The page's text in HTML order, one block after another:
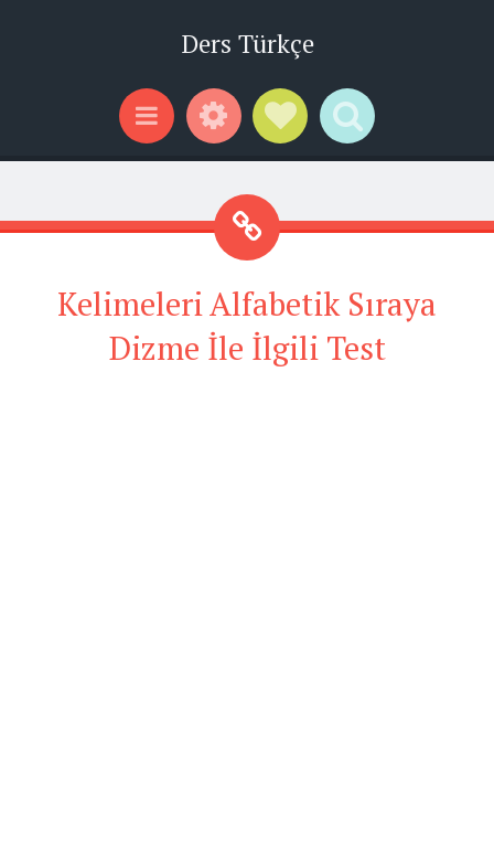
Ders Türkçe
Menu WidgetsSocial Links
Search
Kelimeleri Alfabetik Sıraya
Dizme İle İlgili Test